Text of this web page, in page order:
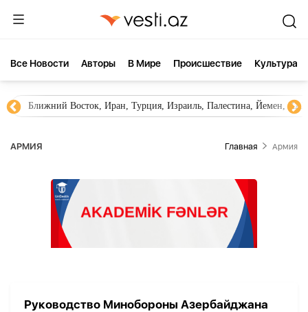
Все Новости Aвторы В Мире Происшествие Культура
Ближний Восток, Иран, Турция, Израиль, Палестина, Йемен,
АРМИЯ Главная Армия
Руководство Минобороны Азербайджана